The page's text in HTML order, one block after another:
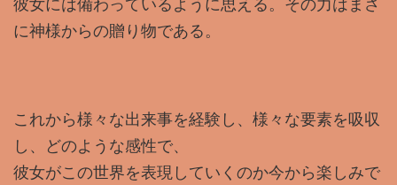
彼女には備わっているように思える。その力はまさ
に神様からの贈り物である。
これから様々な出来事を経験し、様々な要素を吸収
し、どのような感性で、
彼女がこの世界を表現していくのか今から楽しみで